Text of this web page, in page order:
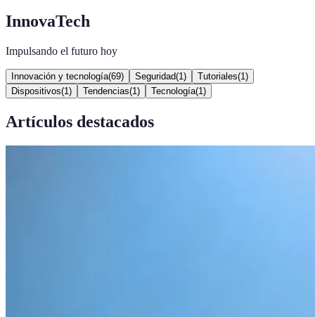
InnovaTech
Impulsando el futuro hoy
Innovación y tecnología(69) Seguridad(1 ) Tutoriales(1 )
Dispositivos(1 ) Tendencias(1 ) Tecnología(1 )
Artículos destacados